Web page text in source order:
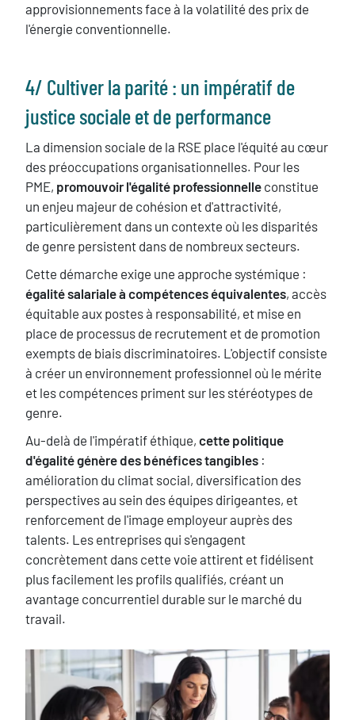
approvisionnements face à la volatilité des prix de
l'énergie conventionnelle.
Texte
4/ ​Cultiver la parité : un impératif de
justice sociale et de performance
La dimension sociale de la RSE place l'équité au cœur
des préoccupations organisationnelles. Pour les
PME, promouvoir l'égalité professionnelle constitue
un enjeu majeur de cohésion et d'attractivité,
particulièrement dans un contexte où les disparités
de genre persistent dans de nombreux secteurs.
Cette démarche exige une approche systémique :
égalité salariale à compétences équivalentes, accès
équitable aux postes à responsabilité, et mise en
place de processus de recrutement et de promotion
exempts de biais discriminatoires. L'objectif consiste
à créer un environnement professionnel où le mérite
et les compétences priment sur les stéréotypes de
genre.
Au-delà de l'impératif éthique, cette politique
d'égalité génère des bénéfices tangibles :
amélioration du climat social, diversification des
perspectives au sein des équipes dirigeantes, et
renforcement de l'image employeur auprès des
talents. Les entreprises qui s'engagent
concrètement dans cette voie attirent et fidélisent
plus facilement les profils qualifiés, créant un
avantage concurrentiel durable sur le marché du
travail.
image